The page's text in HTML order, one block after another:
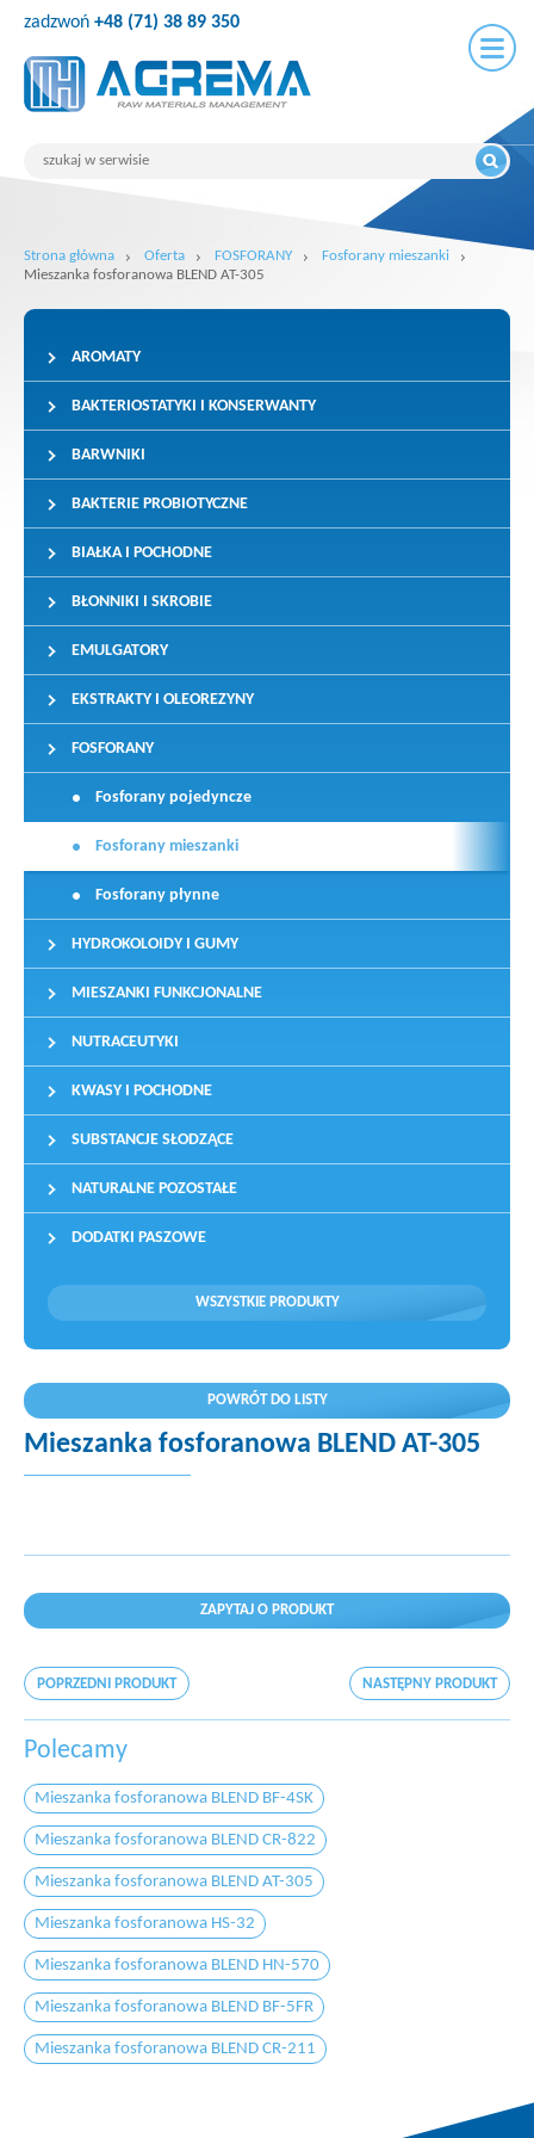
zadzwoń +48 (71) 38 89 350
Strona główna Oferta FOSFORANY
Fosforany mieszanki
Mieszanka fosforanowa BLEND AT-305
AROMATY
BAKTERIOSTATYKI I KONSERWANTY
BARWNIKI
BAKTERIE PROBIOTYCZNE
BIAŁKA I POCHODNE
BŁONNIKI I SKROBIE
EMULGATORY
EKSTRAKTY I OLEOREZYNY
FOSFORANY
Fosforany pojedyncze
Fosforany mieszanki
Fosforany płynne
HYDROKOLOIDY I GUMY
MIESZANKI FUNKCJONALNE
NUTRACEUTYKI
KWASY I POCHODNE
SUBSTANCJE SŁODZĄCE
NATURALNE POZOSTAŁE
DODATKI PASZOWE
WSZYSTKIE PRODUKTY
POWRÓT DO LISTY
Mieszanka fosforanowa BLEND AT-305
ZAPYTAJ O PRODUKT
POPRZEDNI PRODUKT NASTĘPNY PRODUKT
Polecamy
Mieszanka fosforanowa BLEND BF-4SK
Mieszanka fosforanowa BLEND CR-822
Mieszanka fosforanowa BLEND AT-305
Mieszanka fosforanowa HS-32
Mieszanka fosforanowa BLEND HN-570
Mieszanka fosforanowa BLEND BF-5FR
Mieszanka fosforanowa BLEND CR-211